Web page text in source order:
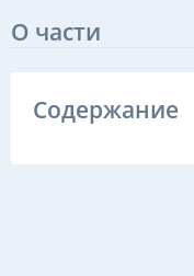
О части
Содержание